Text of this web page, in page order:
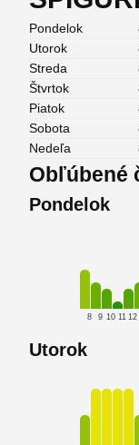
Pondelok
Utorok
Streda
Štvrtok
Piatok
Sobota
Nedeľa
Obľúbené
Pondelok
8 9 10 11 12
Utorok